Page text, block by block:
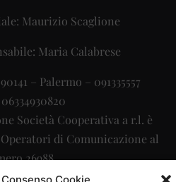
Maurizio Scaglione
Maria Calabrese
– Palermo – 091335557
06334930820
Società Cooperativa a r.l. è
di Comunicazione al
26988